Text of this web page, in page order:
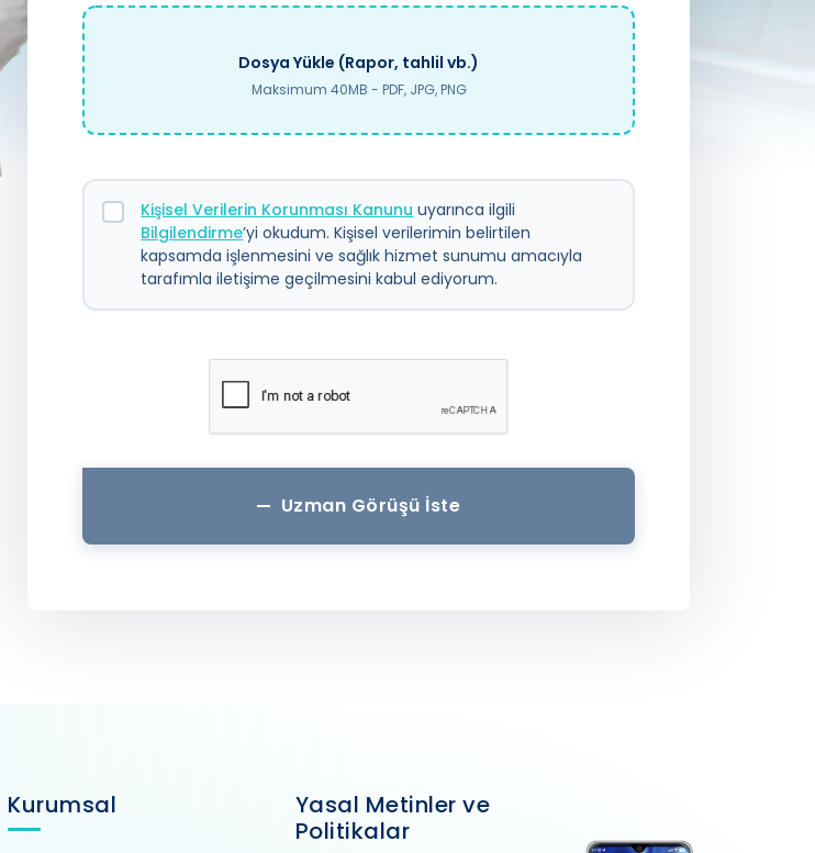
Dosya Yükle (Rapor, tahlil vb.)
Maksimum 40MB - PDF, JPG, PNG
Kişisel Verilerin Korunması Kanunu uyarınca ilgili
Bilgilendirme’yi okudum. Kişisel verilerimin belirtilen
kapsamda işlenmesini ve sağlık hizmet sunumu amacıyla
tarafımla iletişime geçilmesini kabul ediyorum.
Uzman Görüşü İste
Kurumsal
Yasal Metinler ve
Politikalar